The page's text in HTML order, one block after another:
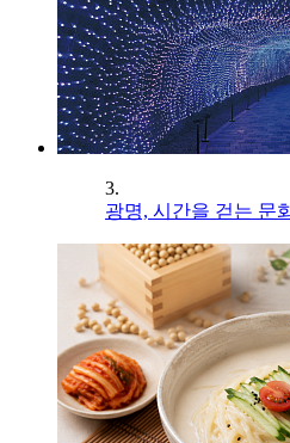
3.
광명, 시간을 걷는 문